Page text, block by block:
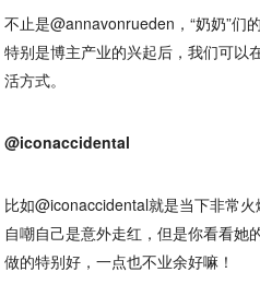
不止是@annavonrueden，“奶奶”们
特别是博主产业的兴起后，我们可以
活方式。
@iconaccidental
比如@iconaccidental就是当下非常
自嘲自己是意外走红，但是你看看她
做的特别好，一点也不业余好嘛！